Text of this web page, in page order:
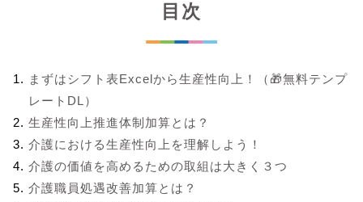
目次
まずはシフト表Excelから生産性向上！（🎁無料テンプ
レートDL）
生産性向上推進体制加算とは？
介護における生産性向上を理解しよう！
介護の価値を高めるための取組は大きく３つ
介護職員処遇改善加算とは？